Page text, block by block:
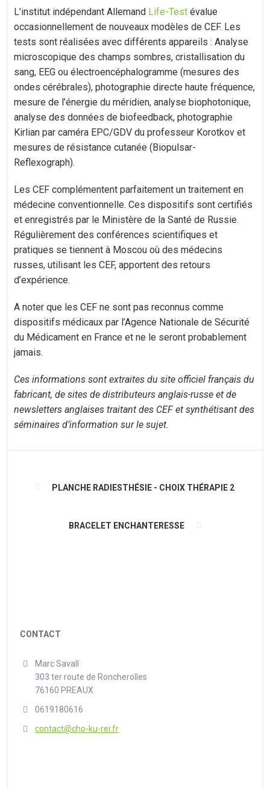
L’institut indépendant Allemand Life-Test évalue
occasionnellement de nouveaux modèles de CEF. Les
tests sont réalisées avec différents appareils : Analyse
microscopique des champs sombres, cristallisation du
sang, EEG ou électroencéphalogramme (mesures des
ondes cérébrales), photographie directe haute fréquence,
mesure de l’énergie du méridien, analyse biophotonique,
analyse des données de biofeedback, photographie
Kirlian par caméra EPC/GDV du professeur Korotkov et
mesures de résistance cutanée (Biopulsar-
Reflexograph).
Les CEF complémentent parfaitement un traitement en
médecine conventionnelle. Ces dispositifs sont certifiés
et enregistrés par le Ministère de la Santé de Russie.
Régulièrement des conférences scientifiques et
pratiques se tiennent à Moscou où des médecins
russes, utilisant les CEF, apportent des retours
d’expérience.
A noter que les CEF ne sont pas reconnus comme
dispositifs médicaux par l’Agence Nationale de Sécurité
du Médicament en France et ne le seront probablement
jamais.
Ces informations sont extraites du site officiel français du
fabricant, de sites de distributeurs anglais-russe et de
newsletters anglaises traitant des CEF et synthétisant des
séminaires d’information sur le sujet.
PLANCHE RADIESTHÉSIE - CHOIX THÉRAPIE 2
BRACELET ENCHANTERESSE
CONTACT
Marc Savall
303 ter route de Roncherolles
76160 PREAUX
0619180616
contact@cho-ku-rei.fr